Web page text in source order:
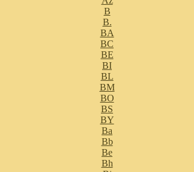
B
B.
BA
BC
BE
BI
BL
BM
BO
BS
BY
Ba
Bb
Be
Bh